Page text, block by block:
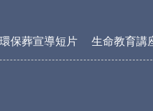
環保葬宣導短片 生命教育講